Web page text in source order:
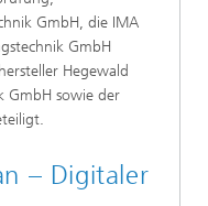
GmbH, die IMA
GmbH
Hegewald
GmbH sowie der
– Digitaler